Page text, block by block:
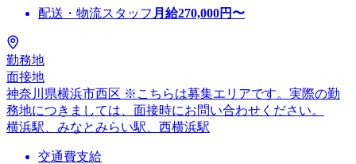
配送・物流スタッフ 月給270,000円〜
勤務地
面接地
神奈川県横浜市西区 ※こちらは募集エリアです。実際の勤
務地につきましては、面接時にお問い合わせください。
横浜駅、みなとみらい駅、西横浜駅
交通費支給